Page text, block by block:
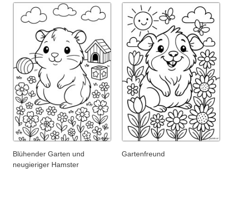
Blühender Garten und
neugieriger Hamster
Gartenfreund